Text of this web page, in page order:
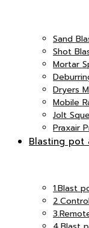
Sand
Shot
Mortar
Dryers
Mobile
Jolt
Praxair
Blasting pot
1.Blast